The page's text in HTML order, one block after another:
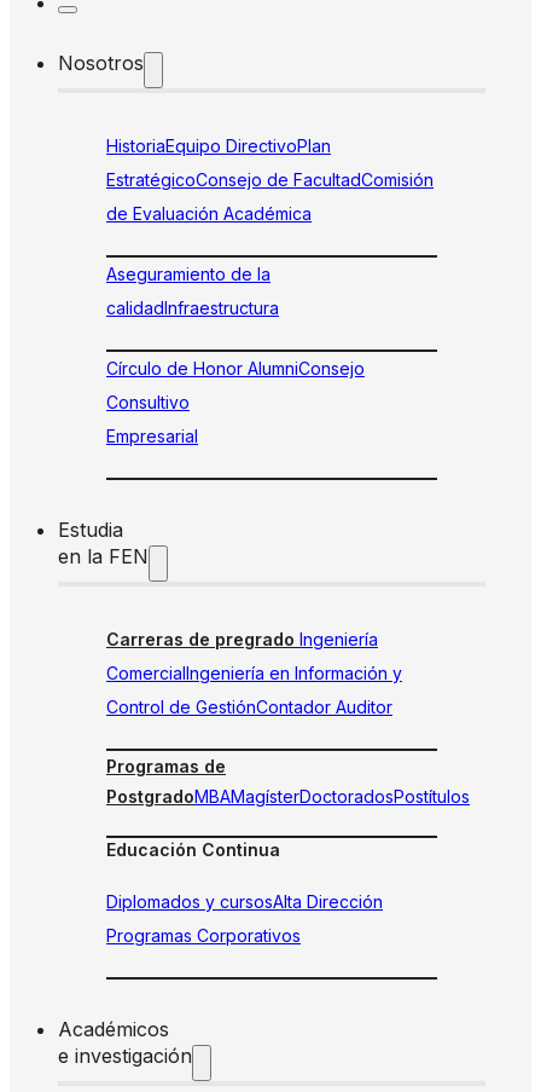
Nosotros
HistoriaEquipo DirectivoPlan
EstratégicoConsejo de FacultadComisión
de Evaluación Académica
Aseguramiento de la
calidadInfraestructura
Círculo de Honor AlumniConsejo
Consultivo
Empresarial
Estudia
en la FEN
Carreras de pregrado Ingeniería
ComercialIngeniería en Información y
Control de GestiónContador Auditor
Programas de
PostgradoMBAMagísterDoctoradosPostítulos
Educación Continua
Diplomados y cursosAlta Dirección
Programas Corporativos
Académicos
e investigación